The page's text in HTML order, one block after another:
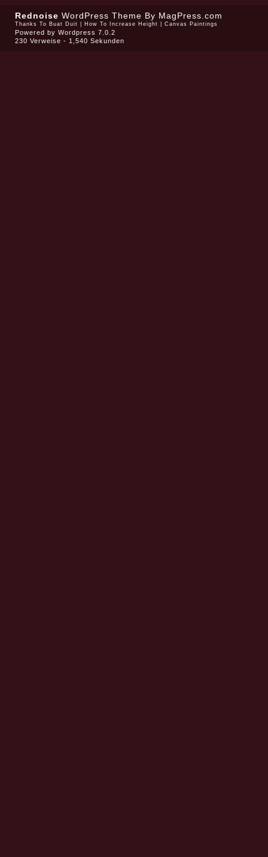
Rednoise WordPress Theme By MagPress.com
Thanks To Buat Duit How To Increase Height Canvas Paintings
Powered by Wordpress 7.0.2
230 Verweise - 1,540 Sekunden